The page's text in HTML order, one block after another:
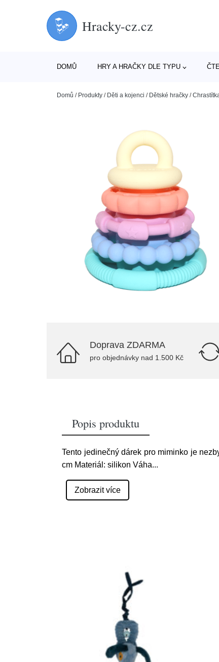
Hracky-cz.cz
DOMŮ HRY A HRAČKY DLE TYPU
Domů / Produkty / Děti a kojenci / Dětské hračky /
Doprava ZDARMA
pro objednávky nad 1.500 Kč
Popis produktu
Tento jedinečný dárek pro miminko je
cm Materiál: silikon Váha...
Zobrazit více